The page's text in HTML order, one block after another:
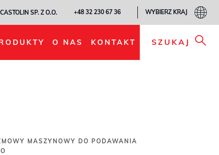
CASTOLIN SP. Z O.O. +48 32 230 67 36 WYBIERZ KRAJ
O NAS KONTAKT SZUKAJ
DODAJ DO MOJEJ LISTY
MASZYNOWY DO PODAWANIA